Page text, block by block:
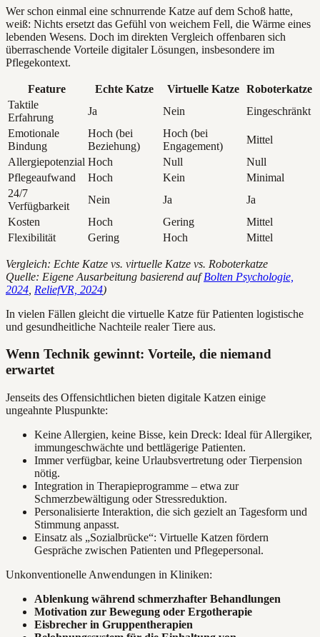
Wer schon einmal eine schnurrende Katze auf dem Schoß hatte,
weiß: Nichts ersetzt das Gefühl von weichem Fell, die Wärme eines
lebenden Wesens. Doch im direkten Vergleich offenbaren sich
überraschende Vorteile digitaler Lösungen, insbesondere im
Pflegekontext.
Feature Echte Katze Virtuelle Katze Roboterkatze
Taktile
Erfahrung
Ja Nein
Eingeschränkt
Emotionale
Bindung
Hoch (bei
Beziehung)
Hoch (bei
Engagement)
Mittel
Allergiepotenzial Hoch Null
Null
Pflegeaufwand
Hoch Kein
Minimal
24/7
Verfügbarkeit
Nein Ja
Ja
Kosten
Hoch Gering
Mittel
Flexibilität
Gering Hoch Mittel
Vergleich: Echte Katze vs. virtuelle Katze vs. Roboterkatze
Quelle: Eigene Ausarbeitung basierend aufBolten Psychologie,
2024 ReliefVR, 2024)
In vielen Fällen gleicht die virtuelle Katze für Patienten logistische
und gesundheitliche Nachteile realer Tiere aus.
Wenn Technik gewinnt: Vorteile, die niemand
erwartet
Jenseits des Offensichtlichen bieten digitale Katzen einige
ungeahnte Pluspunkte:
Keine Allergien, keine Bisse, kein Dreck: Ideal für Allergiker,
immungeschwächte und bettlägerige Patienten.
Immer verfügbar, keine Urlaubsvertretung oder Tierpension
nötig.
Integration in Therapieprogramme – etwa zur
Schmerzbewältigung oder Stressreduktion.
Personalisierte Interaktion, die sich gezielt an Tagesform und
Stimmung anpasst.
Einsatz als „Sozialbrücke“: Virtuelle Katzen fördern
Gespräche zwischen Patienten und Pflegepersonal.
Unkonventionelle Anwendungen in Kliniken:
Ablenkung während schmerzhafter Behandlungen
Motivation zur Bewegung oder Ergotherapie
Eisbrecher in Gruppentherapien